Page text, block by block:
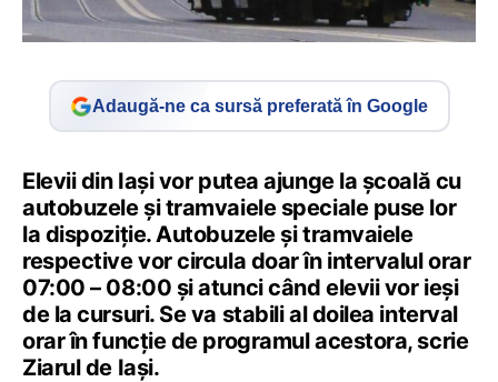
Adaugă-ne ca sursă preferată în Google
Elevii din Iași vor putea ajunge la școală cu
autobuzele și tramvaiele speciale puse lor
la dispoziție. Autobuzele și tramvaiele
respective vor circula doar în intervalul orar
07:00 – 08:00 și atunci când elevii vor ieși
de la cursuri. Se va stabili al doilea interval
orar în funcție de programul acestora, scrie
Ziarul de Iași.